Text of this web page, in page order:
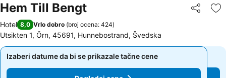
Hem Till Bengt Deli
Hotel 8,0 Vrlo dobro (broj ocena: 424)
Utsikten 1, Örn, 45691, Hunnebostrand, Švedska
Izaberi datume da bi se prikazale tačne cene
Izaberi datume da bi se prikazale tačne cene